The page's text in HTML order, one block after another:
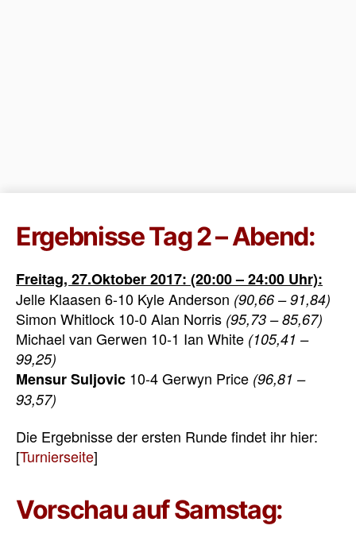
Ergebnisse Tag 2 – Abend:
Freitag, 27.Oktober 2017: (20:00 – 24:00 Uhr):
Jelle Klaasen 6-10 Kyle Anderson (90,66 – 91,84)
Simon Whitlock 10-0 Alan Norris (95,73 – 85,67)
Michael van Gerwen 10-1 Ian White (105,41 –
99,25)
Mensur Suljovic 10-4 Gerwyn Price (96,81 –
93,57)
Die Ergebnisse der ersten Runde findet ihr hier:
[Turnierseite]
Vorschau auf Samstag: